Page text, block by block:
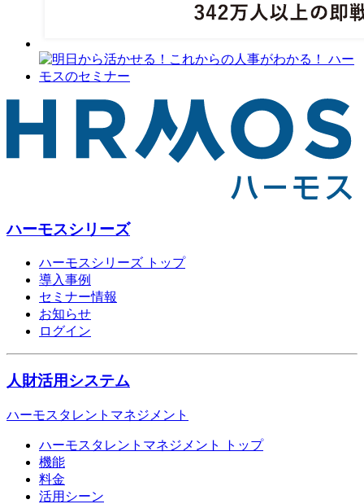
ハーモスシリーズ
ハーモスシリーズ トップ
導入事例
セミナー情報
お知らせ
ログイン
人財活用システム
ハーモスタレントマネジメント
ハーモスタレントマネジメント トップ
機能
料金
活用シーン